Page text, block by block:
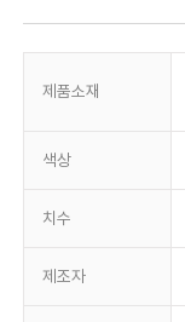
제품소재
색상
치수
제조자